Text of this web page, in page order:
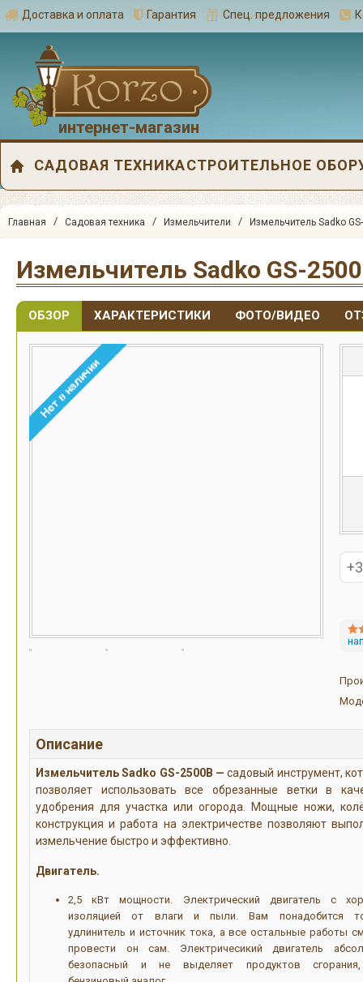
Доставка и оплата Гарантия Спец. предложения
интернет-магазин
САДОВАЯ ТЕХНИКАСТРОИТЕЛЬНОЕ
Главная / Садовая техника / Измельчители / Измельчитель Sadko
Измельчитель Sadko GS-
ОБЗОР ХАРАКТЕРИСТИКИ ФОТО/ВИДЕО
Описание
Измельчитель Sadko GS-2500B — садовый инструмент,
позволяет использовать все обрезанные ветки в
удобрения для участка или огорода. Мощные ножи,
конструкция и работа на электричестве позволяют
измельчение быстро и эффективно.
Двигатель.
2,5 кВт мощности. Электрический двигатель с
изоляцией от влаги и пыли. Вам понадобится
удлинитель и источник тока, а все остальные работы
провести он сам. Электричесикий двигатель
безопасный и не выделяет продуктов